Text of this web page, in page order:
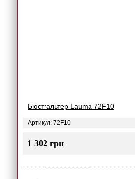
Бюстгальтер Lauma 72F10
Артикул: 72F10
1 302 грн